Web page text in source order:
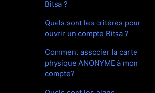
Bitsa ?
Quels sont les critères pour
ouvrir un compte Bitsa ?
Comment associer la carte
physique ANONYME à mon
compte?